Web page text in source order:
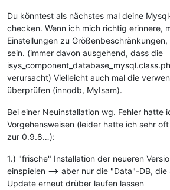
Du könntest als nächstes mal deine
checken. Wenn ich mich richtig erinnere,
Einstellungen zu
sein. (immer davon ausgehend, dass die
verursacht) Vielleicht auch mal die
überprüfen (innodb, MyIsam).
Bei einer Neuinstallation wg. Fehler hatte
Vorgehensweisen (leider hatte ich sehr
zur 0.9.8…):
1.) "frische" Installation der neueren
einspielen --> aber nur die "Data"-DB,
Update erneut drüber laufen lassen